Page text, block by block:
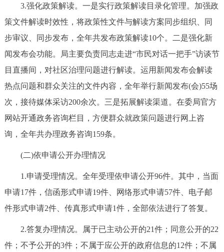
ESPAÑOL العربية PORTUGUÊS
ITALIANO
回到顶部
3.强化政策解读。一是实行政策解读目录化管理。加强政
策文件解读时效性，将政策性文件与解读方案同步组织、同
步审议、同步发布，全年共发布政策解读10个。二是强化新
闻发布会功能。局主要负责同志走进“市民对话一把手”访谈节
目直播间，对社区治理问题进行解读。运用新闻发布会解读
热点问题和群众关注的文件内容，全年举行新闻发布(会)55场
次，接待媒体采访200余次。三是拓展解读渠道。在委局官方
网站开通政务咨询栏目，方便群众就政策问题进行网上咨
询，全年共办理政务咨询159条。
(二)依申请公开办理情况
1.申请受理情况。全年受理依申请公开96件。其中，当面
申请17件，信函形式申请19件、网络形式申请57件、电子邮
件形式申请2件、传真形式申请1件，全部依法进行了答复。
2.答复办理情况。属于已主动公开的21件；同意公开的22
件；不予公开的3件；不属于应公开的政府信息的12件；不属